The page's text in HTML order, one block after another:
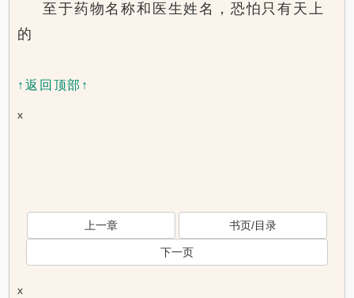
至于药物名称和医生姓名，恐怕只有天上
的
↑返回顶部↑
x
上一章 书页/目录
下一页
x